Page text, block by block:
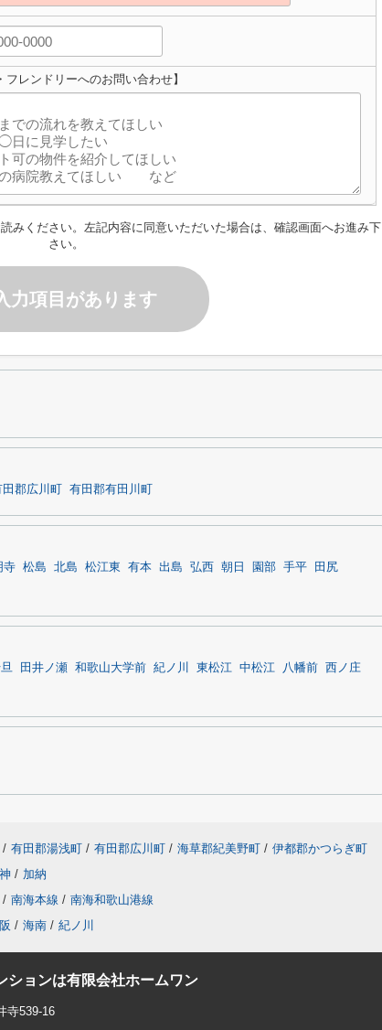
フレンドリーへのお問い合わせ】
みください。左記内容に同意いただいた場合は、確認画面へお進み下
さい。
力項目があります
郡広川町 有田郡有田川町
寺 松島 北島 松江東 有本 出島 弘西 朝日 園部 手平
田尻
田井ノ瀬 和歌山大学前 紀ノ川 東松江 中松江 八幡前
西ノ庄
/ 有田郡湯浅町 / 有田郡広川町 / 海草郡紀美野町 / 伊都郡かつらぎ町
/ 加納
/ 南海本線 / 南海和歌山港線
/ 海南 / 紀ノ川
ションは有限会社ホームワン
寺539-16